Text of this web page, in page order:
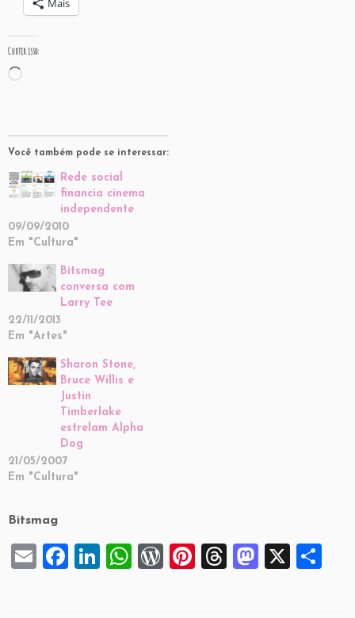
Mais
Curtir isso:
Carregando...
Você também pode se interessar:
Rede social
financia cinema
independente
09/09/2010
Em "Cultura"
Bitsmag
conversa com
Larry Tee
22/11/2013
Em "Artes"
Sharon Stone,
Bruce Willis e
Justin
Timberlake
estrelam Alpha
Dog
21/05/2007
Em "Cultura"
Bitsmag
E
F
Li
W W
Pi
T
M
X